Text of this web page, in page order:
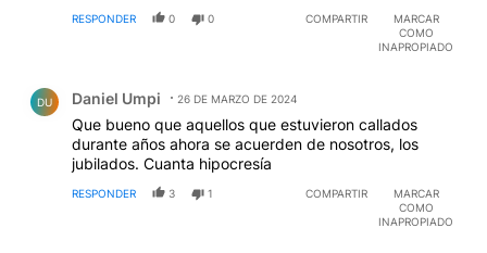
RESPONDER 0 0 COMPARTIR
MARCAR
COMO
INAPROPIADO
DU Daniel Umpi 26 DE MARZO DE 2024
Que bueno que aquellos que estuvieron callados
durante años ahora se acuerden de nosotros, los
jubilados. Cuanta hipocresía
RESPONDER 3 1 COMPARTIR
MARCAR
COMO
INAPROPIADO